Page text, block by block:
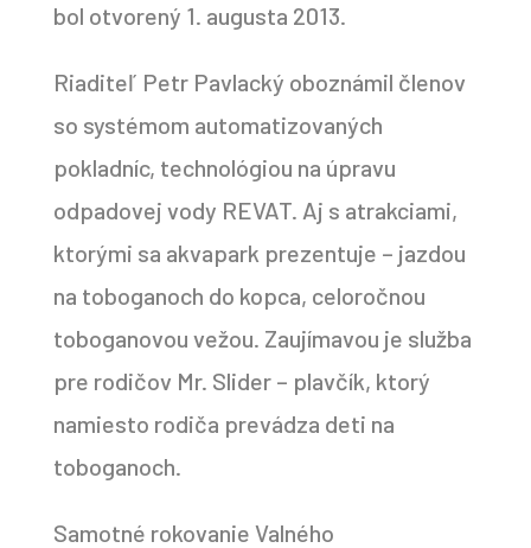
bol otvorený 1. augusta 2013.
Riaditeľ Petr Pavlacký oboznámil členov
so systémom automatizovaných
pokladníc, technológiou na úpravu
odpadovej vody REVAT. Aj s atrakciami,
ktorými sa akvapark prezentuje – jazdou
na toboganoch do kopca, celoročnou
toboganovou vežou. Zaujímavou je služba
pre rodičov Mr. Slider – plavčík, ktorý
namiesto rodiča prevádza deti na
toboganoch.
Samotné rokovanie Valného